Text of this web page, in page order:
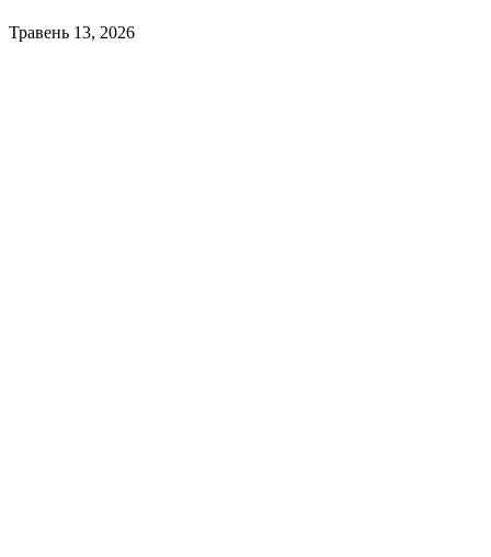
Травень 13, 2026